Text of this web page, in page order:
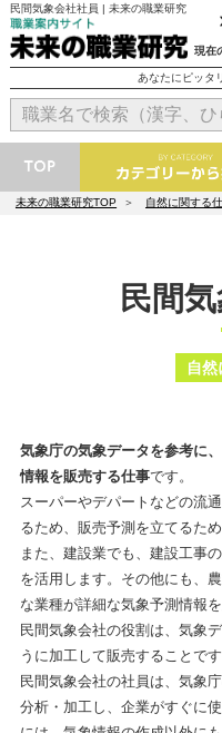
民間気象会社社員 | 未来の職業研究
現在
あなたにピッタ
未来の職業研究TOP 自然に関する
民間
自
気象庁の気象データを参考に
情報を販売する仕事です。
スーパーやデパートなどの流
るため、販売予測を立てるた
また、建設業でも、建設工事
を活用します。その他にも、
な業種が詳細な気象予測情報
民間気象会社の役割は、気象
うに加工して販売することです
民間気象会社の社員は、気象
分析・加工し、企業がすぐに